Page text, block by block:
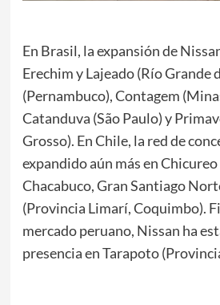
En Brasil, la expansión de
Erechim y Lajeado (Río Grande
(Pernambuco), Contagem
Catanduva (São Paulo) y
Grosso). En Chile, la red de
expandido aún más en
Chacabuco, Gran Santiago
(Provincia Limarí, Coquimbo).
mercado peruano, Nissan ha
presencia en Tarapoto